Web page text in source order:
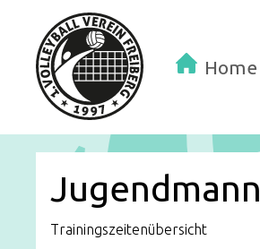
Home
Trainingszeitenübersicht